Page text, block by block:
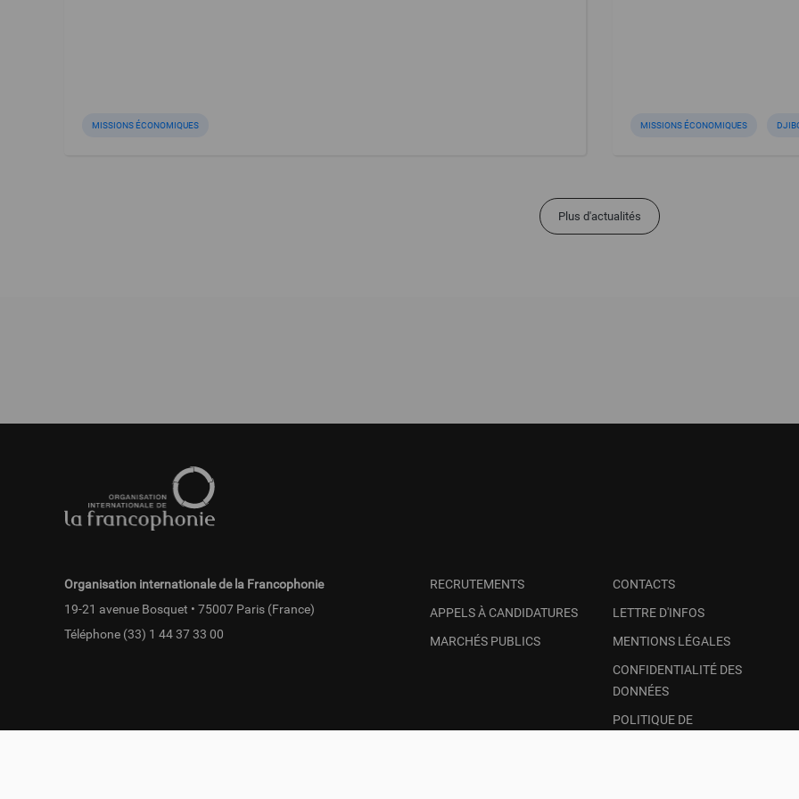
MISSIONS ÉCONOMIQUES MISSIONS ÉCONOMIQUES
Plus d'actualités
page
Organisation internationale de la Francophonie
19-21 avenue Bosquet • 75007 Paris (France)
Téléphone (33) 1 44 37 33 00
RECRUTEMENTS
APPELS À CANDIDATURES
MARCHÉS PUBLICS
CONTACTS
LETTRE D'INFOS
MENTIONS LÉGALES
CONFIDENTIALITÉ DES
DONNÉES
POLITIQUE DE